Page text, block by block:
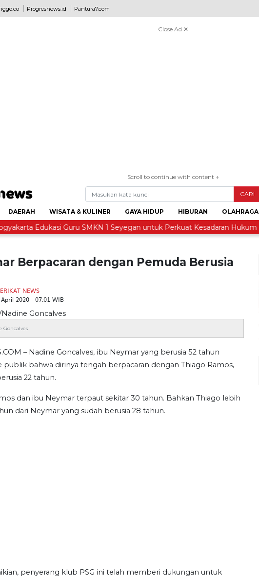
Progresnews.id Pantura7.com
Close Ad ✕
Scroll to continue with content ↓
CARI
DAERAH WISATA & KULINER GAYA HIDUP HIBURAN OLAHRAGA
Edukasi Guru SMKN 1 Seyegan untuk Perkuat Kesadaran Hukum
Berpacaran dengan Pemuda Berusia
NEWS
2020 - 07:01 WIB
Goncalves
– Nadine Goncalves, ibu Neymar yang berusia 52 tahun
publik bahwa dirinya tengah berpacaran dengan Thiago Ramos,
22 tahun.
dan ibu Neymar terpaut sekitar 30 tahun. Bahkan Thiago lebih
dari Neymar yang sudah berusia 28 tahun.
penyerang klub PSG ini telah memberi dukungan untuk